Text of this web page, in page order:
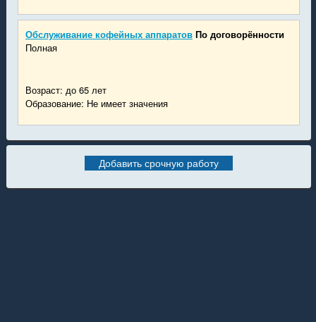
Обслуживание кофейных аппаратов По договорённости
Полная
Возраст: до 65 лет
Образование: Не имеет значения
Добавить срочную работу